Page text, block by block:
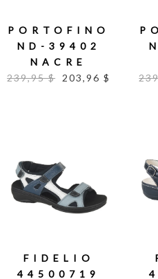
PORTOFINO
ND-39402
NACRE
239,95 $
203,96 $
FIDELIO
44500719